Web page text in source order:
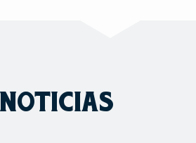
NOTICIAS